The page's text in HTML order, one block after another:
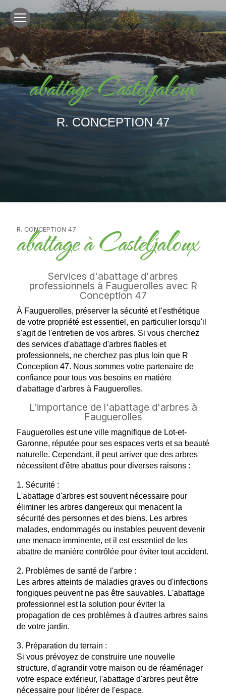
abattage Casteljaloux
R. CONCEPTION 47
R. CONCEPTION 47
abattage à Casteljaloux
Services d'abattage d'arbres
professionnels à Fauguerolles avec R
Conception 47
À Fauguerolles, préserver la sécurité et l'esthétique
de votre propriété est essentiel, en particulier lorsqu'il
s'agit de l'entretien de vos arbres. Si vous cherchez
des services d'abattage d'arbres fiables et
professionnels, ne cherchez pas plus loin que R
Conception 47. Nous sommes votre partenaire de
confiance pour tous vos besoins en matière
d'abattage d'arbres à Fauguerolles.
L'importance de l'abattage d'arbres à
Fauguerolles
Fauguerolles est une ville magnifique de Lot-et-
Garonne, réputée pour ses espaces verts et sa beauté
naturelle. Cependant, il peut arriver que des arbres
nécessitent d'être abattus pour diverses raisons :
1. Sécurité :
L'abattage d'arbres est souvent nécessaire pour
éliminer les arbres dangereux qui menacent la
sécurité des personnes et des biens. Les arbres
malades, endommagés ou instables peuvent devenir
une menace imminente, et il est essentiel de les
abattre de manière contrôlée pour éviter tout accident.
2. Problèmes de santé de l'arbre :
Les arbres atteints de maladies graves ou d'infections
fongiques peuvent ne pas être sauvables. L'abattage
professionnel est la solution pour éviter la
propagation de ces problèmes à d'autres arbres sains
de votre jardin.
3. Préparation du terrain :
Si vous prévoyez de construire une nouvelle
structure, d'agrandir votre maison ou de réaménager
votre espace extérieur, l'abattage d'arbres peut être
nécessaire pour libérer de l'espace.
Panneau de gestion des cookies